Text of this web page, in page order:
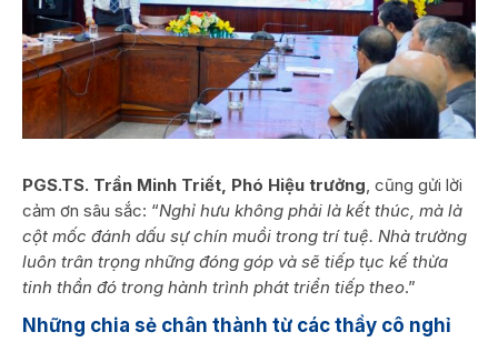
PGS.TS. Trần Minh Triết, Phó Hiệu trưởng, cũng gửi lời
cảm ơn sâu sắc: “Nghỉ hưu không phải là kết thúc, mà là
cột mốc đánh dấu sự chín muồi trong trí tuệ. Nhà trường
luôn trân trọng những đóng góp và sẽ tiếp tục kế thừa
tinh thần đó trong hành trình phát triển tiếp theo.”
Những chia sẻ chân thành từ các thầy cô nghỉ